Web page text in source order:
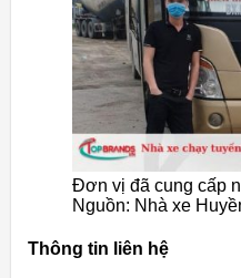
Đơn vị đã cung cấp
Nguồn: Nhà xe
Thông tin liên hệ